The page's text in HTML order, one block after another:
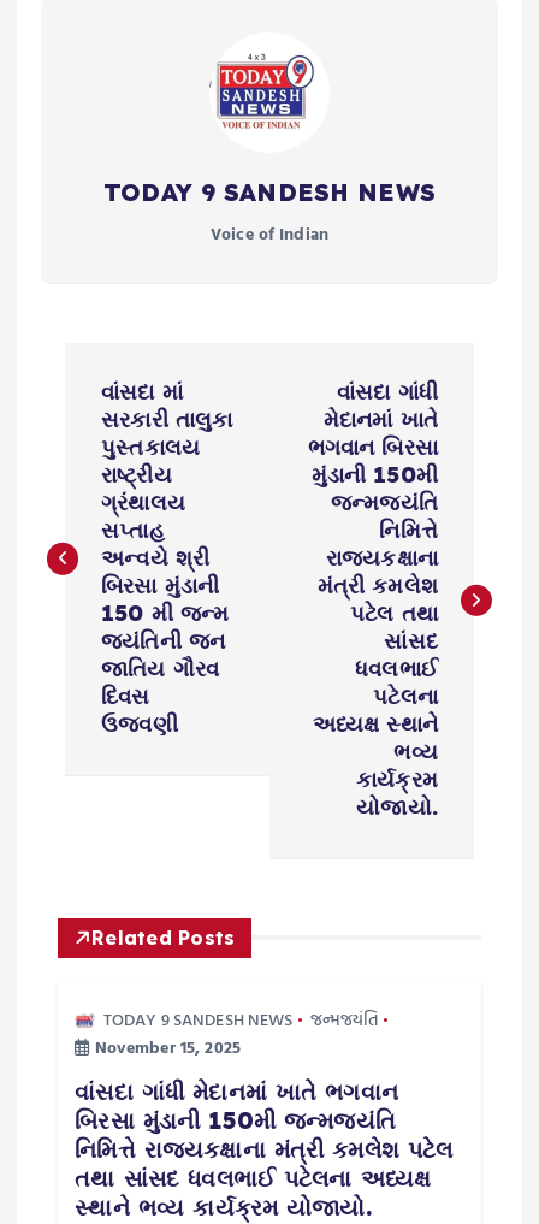
TODAY 9 SANDESH NEWS
Voice of Indian
t
t
વાંસદા માં
સરકારી તાલુકા
પુસ્તકાલય
રાષ્ટ્રીય
ગ્રંથાલય
સપ્તાહ
અન્વયે શ્રી
બિરસા મુંડાની
150 મી જન્મ
જયંતિની જન
જાતિય ગૌરવ
દિવસ
ઉજવણી
વાંસદા ગાંધી
મેદાનમાં ખાતે
ભગવાન બિરસા
મુંડાની 150મી
જન્મજયંતિ
નિમિત્તે
રાજયકક્ષાના
મંત્રી કમલેશ
પટેલ તથા
સાંસદ
ધવલભાઈ
પટેલના
અધ્યક્ષ સ્થાને
ભવ્ય
કાર્યક્રમ
યોજાયો.
Related Posts
TODAY 9 SANDESH NEWS
જન્મજયંતિ
November 15, 2025
વાંસદા ગાંધી મેદાનમાં ખાતે ભગવાન
બિરસા મુંડાની 150મી જન્મજયંતિ
નિમિત્તે રાજયકક્ષાના મંત્રી કમલેશ પટેલ
તથા સાંસદ ધવલભાઈ પટેલના અધ્યક્ષ
સ્થાને ભવ્ય કાર્યક્રમ યોજાયો.